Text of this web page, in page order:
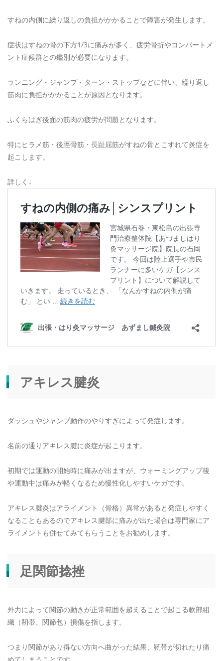
すねの内側に繰り返しの負担がかかることで障害が発生します。
症状はすねの骨の下方1/3に痛みが多く、疲労骨折やコンパートメ
ント症候群との鑑別が必要になります。
ランニング・ジャンプ・ターン・ストップなどに伴い、繰り返し
筋肉に負担がかかることが原因となります。
ふくらはぎ後面の筋肉の疲労が問題となります。
特にヒラメ筋・後脛骨筋・長趾屈筋がすねの骨とこすれて炎症を
起こします。
詳しく↓
アキレス腱炎
ダッシュやジャンプ動作のやりすぎによって発症します。
名前の通りアキレス腱に炎症が起こります。
初期では運動の開始時に痛みが出ますが、ウォーミングアップ後
や運動中は痛みが軽くなるため慢性化しやすいケガです。
アキレス腱炎はアライメント（骨格）異常があると発症しやすく
なることもあるのでアキレス腱部に痛みが出た場合は専門家にア
ライメントも併せてみてもらうことをお勧めします。
足関節捻挫
外力によって関節の動きが正常範囲を超えることで起こる軟部組
織（靭帯、関節包）損傷を指します。
つまり関節があり得ない方向へ曲がった結果、靭帯が切れたり痛
めてしまうことです。